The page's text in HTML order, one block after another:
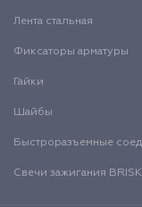
Лента стальная
Фиксаторы арматуры
Гайки
Шайбы
Быстроразъемные
Свечи зажигания BRISK